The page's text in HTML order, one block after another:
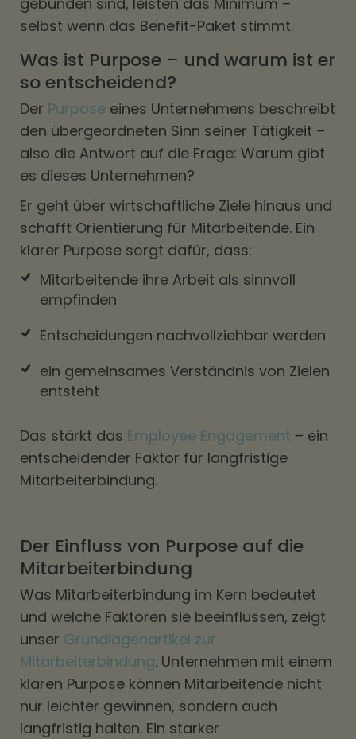
selbst wenn das Benefit-Paket stimmt.
Was ist Purpose – und warum ist er
so entscheidend?
Der Purpose eines Unternehmens beschreibt
den übergeordneten Sinn seiner Tätigkeit –
also die Antwort auf die Frage: Warum gibt
es dieses Unternehmen?
Er geht über wirtschaftliche Ziele hinaus und
schafft Orientierung für Mitarbeitende. Ein
klarer Purpose sorgt dafür, dass:
Mitarbeitende ihre Arbeit als sinnvoll
empfinden
Entscheidungen nachvollziehbar werden
ein gemeinsames Verständnis von Zielen
entsteht
Das stärkt das Employee Engagement – ein
entscheidender Faktor für langfristige
Mitarbeiterbindung.
Der Einfluss von Purpose auf die
Mitarbeiterbindung
Was Mitarbeiterbindung im Kern bedeutet
und welche Faktoren sie beeinflussen, zeigt
unser Grundlagenartikel zur
Mitarbeiterbindung. Unternehmen mit einem
klaren Purpose können Mitarbeitende nicht
nur leichter gewinnen, sondern auch
langfristig halten. Ein starker